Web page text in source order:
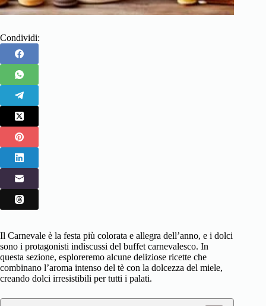
Condividi:
Il Carnevale è la festa più colorata e allegra dell’anno, e i dolci
sono i protagonisti indiscussi del buffet carnevalesco. In
questa sezione, esploreremo alcune deliziose ricette che
combinano l’aroma intenso del tè con la dolcezza del miele,
creando dolci irresistibili per tutti i palati.